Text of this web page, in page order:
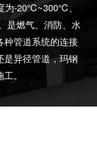
为-20℃~300℃、
是燃气、消防、水
种管道系统的连接
异径管道，玛钢
。